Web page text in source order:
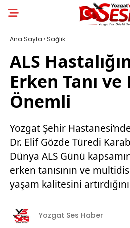
Ana Sayfa › Sağlık
ALS
Erken Tanı
Önemli
Yozgat Şehir
Dr. Elif Gözde Türedi
Dünya ALS Günü
erken tanısının ve
yaşam kalitesini
Yozgat Ses Haber